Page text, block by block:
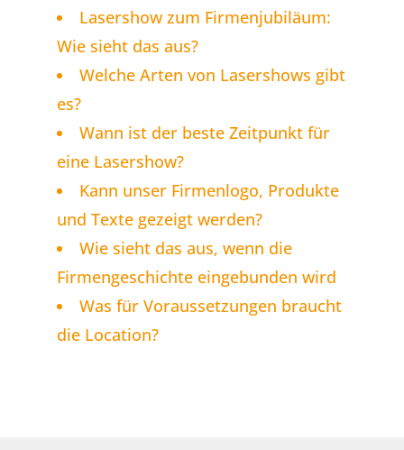
Lasershow zum Firmenjubiläum:
Wie sieht das aus?
Welche Arten von Lasershows gibt
es?
Wann ist der beste Zeitpunkt für
eine Lasershow?
Kann unser Firmenlogo, Produkte
und Texte gezeigt werden?
Wie sieht das aus, wenn die
Firmengeschichte eingebunden wird
Was für Voraussetzungen braucht
die Location?